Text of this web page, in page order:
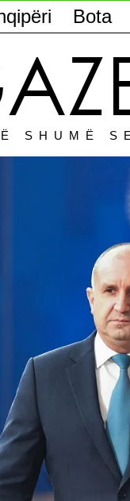
Bota
SHUMË